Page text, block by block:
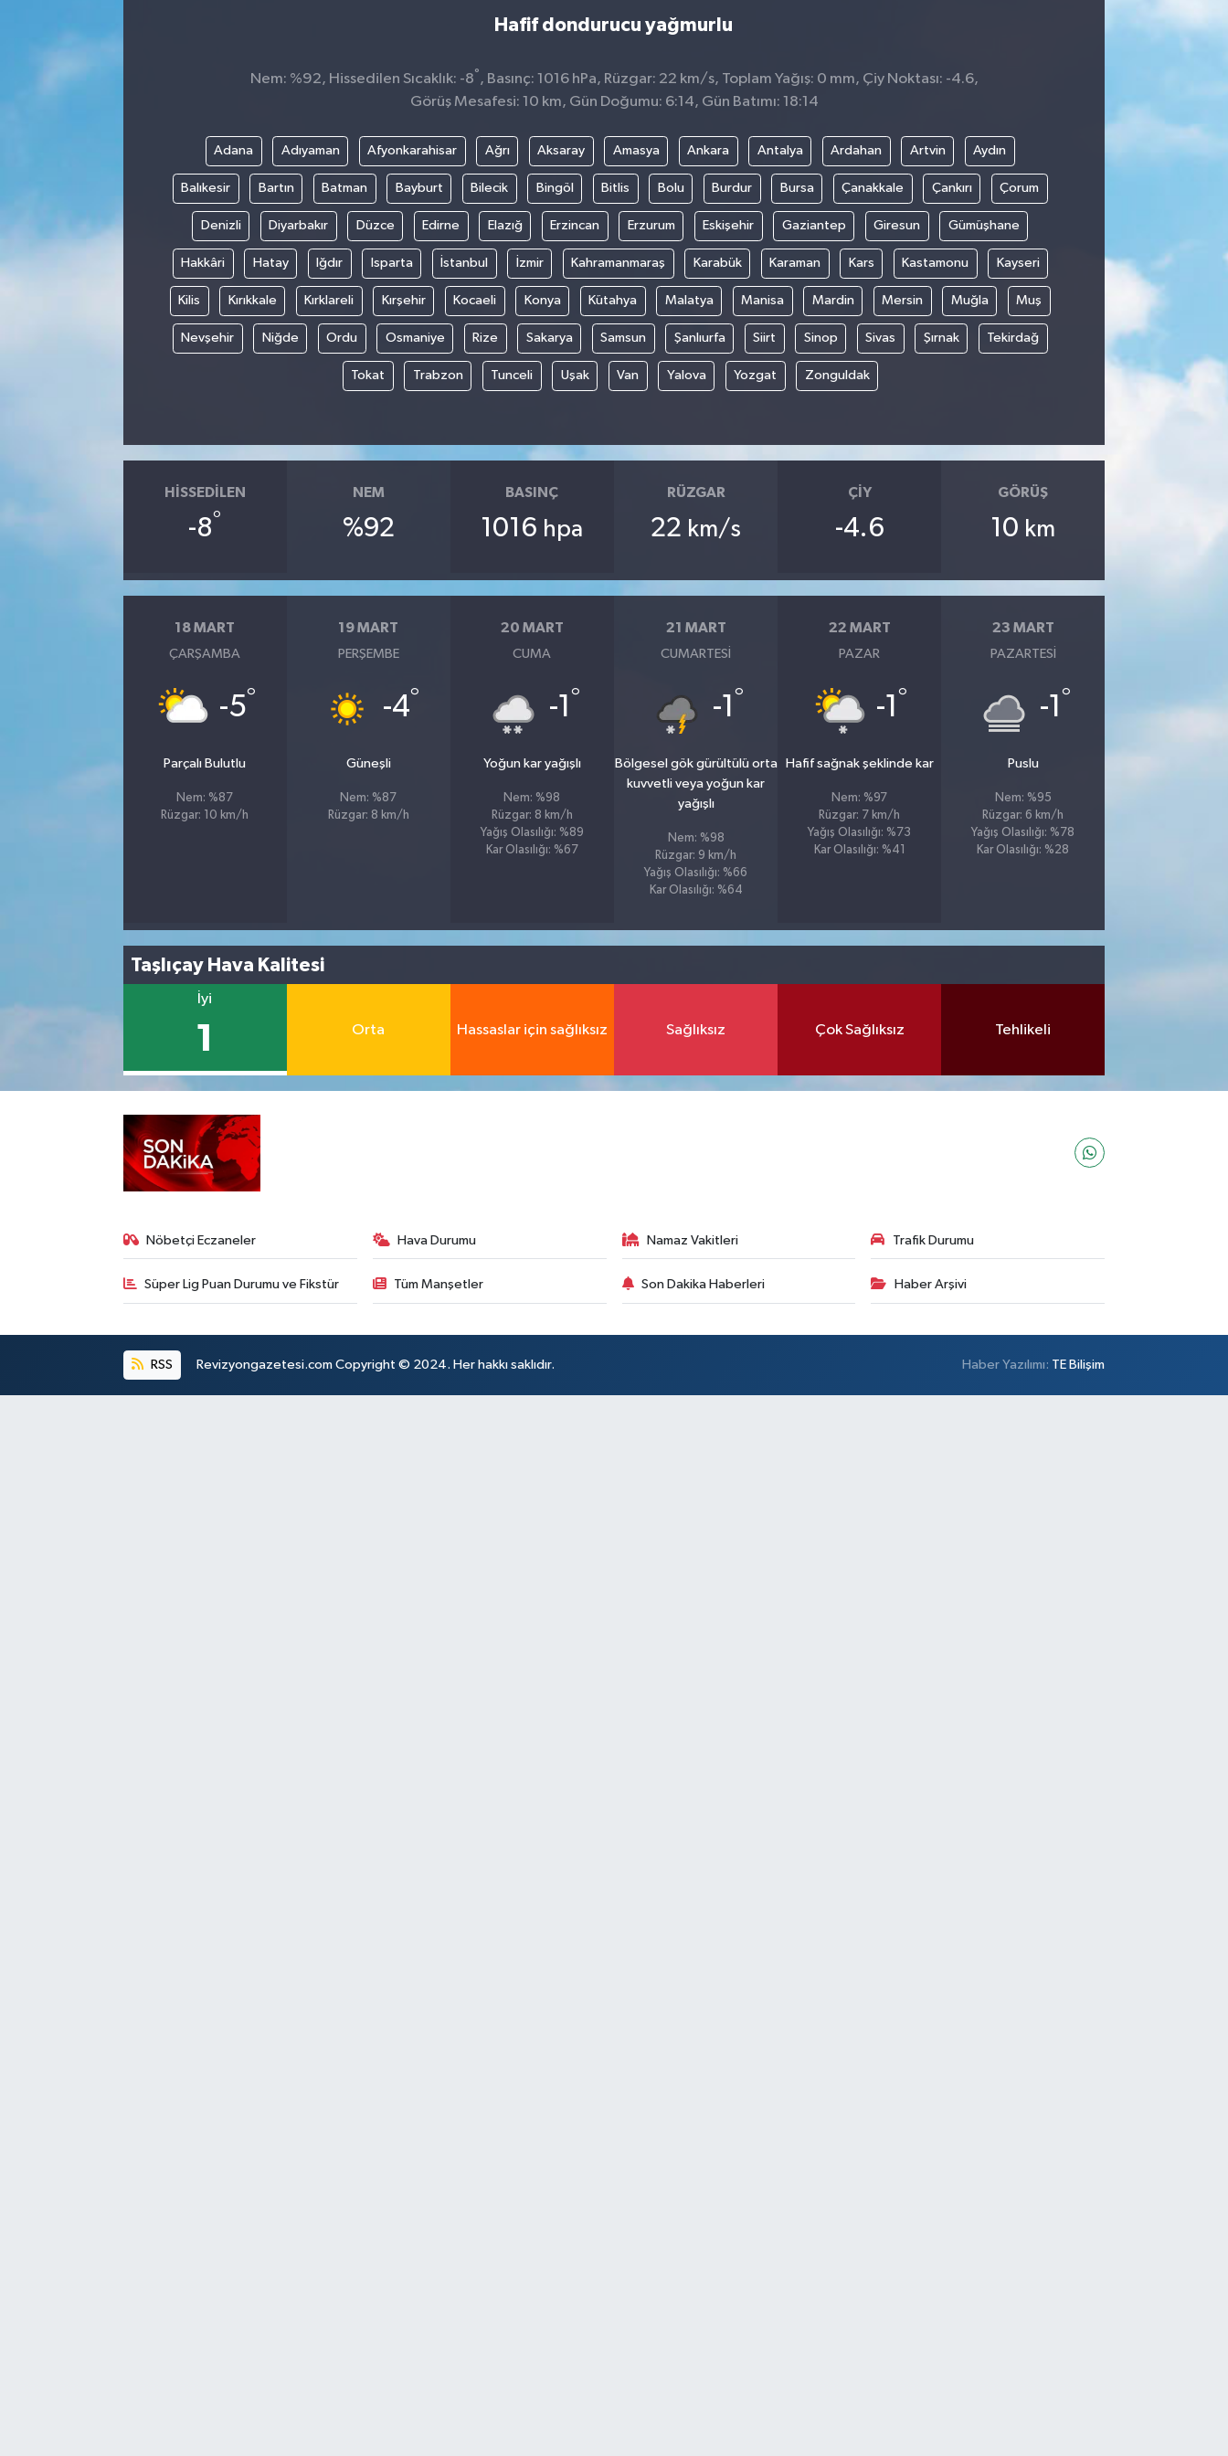
Hafif dondurucu yağmurlu
Nem: %92, Hissedilen Sıcaklık: -8° , Basınç: 1016 hPa, Rüzgar: 22 km/s, Toplam Yağış: 0 mm, Çiy Noktası: -4.6,
Görüş Mesafesi: 10 km, Gün Doğumu: 6:14, Gün Batımı: 18:14
Adana Adıyaman Afyonkarahisar Ağrı Aksaray Amasya Ankara Antalya Ardahan Artvin Aydın
Balıkesir Bartın Batman Bayburt Bilecik Bingöl Bitlis Bolu Burdur Bursa Çanakkale Çankırı Çorum
Denizli Diyarbakır Düzce Edirne Elazığ Erzincan Erzurum Eskişehir Gaziantep Giresun Gümüşhane
Hakkâri Hatay Iğdır Isparta İstanbul İzmir Kahramanmaraş Karabük Karaman Kars Kastamonu Kayseri
Kilis Kırıkkale Kırklareli Kırşehir Kocaeli Konya Kütahya Malatya Manisa Mardin Mersin Muğla Muş
Nevşehir Niğde Ordu Osmaniye Rize Sakarya Samsun Şanlıurfa Siirt Sinop Sivas Şırnak Tekirdağ
Tokat Trabzon Tunceli Uşak Van Yalova Yozgat Zonguldak
HISSEDILEN
-8°
NEM
%92
BASINÇ
1016 hpa
RÜZGAR
22 km/s
ÇIY
-4.6
GÖRÜŞ
10 km
18 MART
ÇARŞAMBA
-5°
Parçalı Bulutlu
Nem: %87
Rüzgar: 10 km/h
19 MART
PERŞEMBE
-4°
Güneşli
Nem: %87
Rüzgar: 8 km/h
20 MART
CUMA
-1 °
Yoğun kar yağışlı
Nem: %98
Rüzgar: 8 km/h
Yağış Olasılığı: %89
Kar Olasılığı: %67
21 MART
CUMARTESI
-1 °
Bölgesel gök gürültülü orta
kuvvetli veya yoğun kar
yağışlı
Nem: %98
Rüzgar: 9 km/h
Yağış Olasılığı: %66
Kar Olasılığı: %64
22 MART
PAZAR
-1 °
Hafif sağnak şeklinde kar
Nem: %97
Rüzgar: 7 km/h
Yağış Olasılığı: %73
Kar Olasılığı: %41
23 MART
PAZARTESI
-1 °
Puslu
Nem: %95
Rüzgar: 6 km/h
Yağış Olasılığı: %78
Kar Olasılığı: %28
Taşlıçay Hava Kalitesi
İyi
1 Orta Hassaslar için sağlıksız Sağlıksız Çok Sağlıksız Tehlikeli
Nöbetçi Eczaneler Hava Durumu Namaz Vakitleri Trafik Durumu
Süper Lig Puan Durumu ve Fikstür Tüm Manşetler Son Dakika Haberleri Haber Arşivi
RSS Revizyongazetesi.com Copyright © 2024. Her hakkı saklıdır. Haber Yazılımı: TE Bilişim